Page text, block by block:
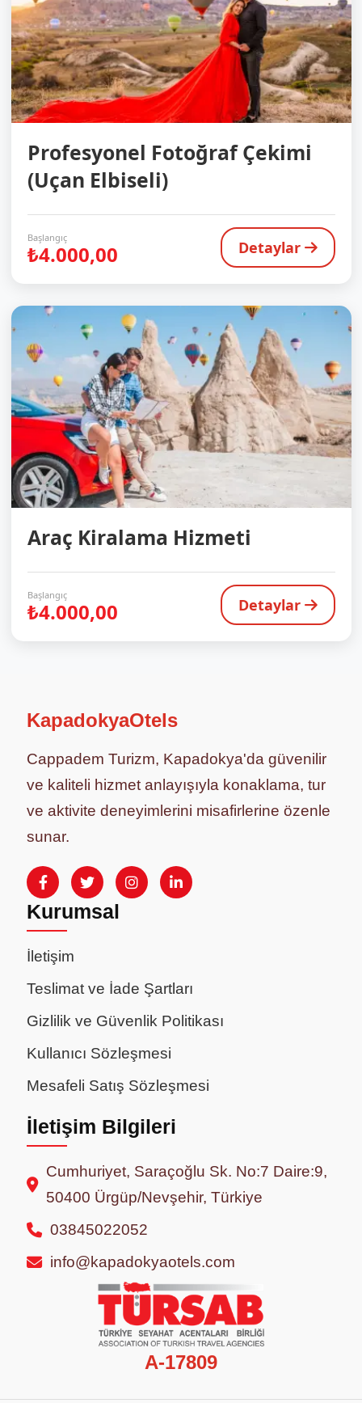
Profesyonel Fotoğraf Çekimi
(Uçan Elbiseli)
Başlangıç
₺4.000,00 Detaylar
Araç Kiralama Hizmeti
Başlangıç
₺4.000,00 Detaylar
KapadokyaOtels
Cappadem Turizm, Kapadokya'da güvenilir
ve kaliteli hizmet anlayışıyla konaklama, tur
ve aktivite deneyimlerini misafirlerine özenle
sunar.
Kurumsal
İletişim
Teslimat ve İade Şartları
Gizlilik ve Güvenlik Politikası
Kullanıcı Sözleşmesi
Mesafeli Satış Sözleşmesi
İletişim Bilgileri
Cumhuriyet, Saraçoğlu Sk. No:7 Daire:9,
50400 Ürgüp/Nevşehir, Türkiye
03845022052
info@kapadokyaotels.com
A-17809